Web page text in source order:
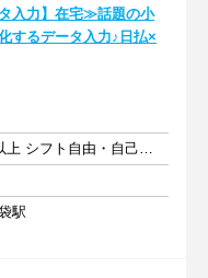
タ入力】在宅≫話題の小
するデータ入力♪日払×
週1日以上 1日4時間以上 シフト自由・自己申告
駅